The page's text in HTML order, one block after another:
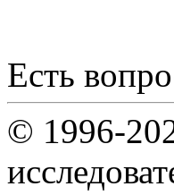
Есть
© 1996-